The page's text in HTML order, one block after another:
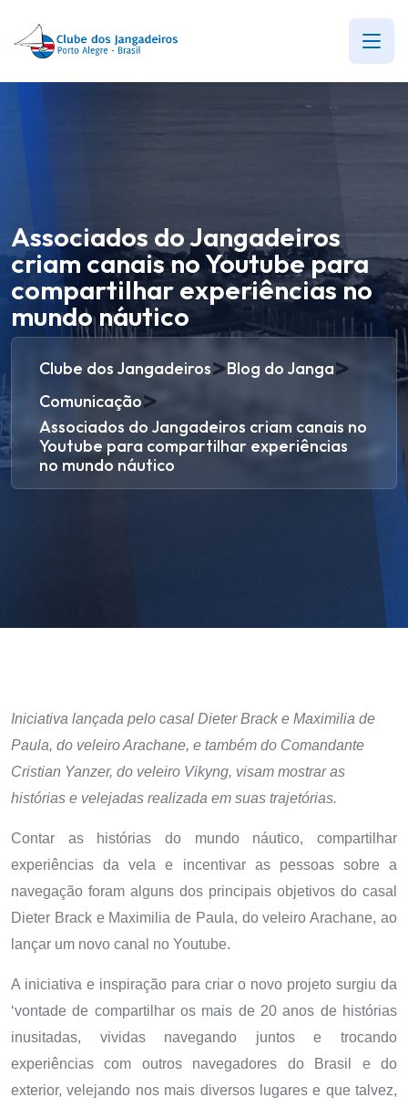
Associados do Jangadeiros
criam canais no Youtube para
compartilhar experiências no
mundo náutico
Clube dos Jangadeiros>Blog do Janga>
Comunicação>
Associados do Jangadeiros criam canais no
Youtube para compartilhar experiências
no mundo náutico
Iniciativa lançada pelo casal Dieter Brack e Maximilia de
Paula, do veleiro Arachane, e também do Comandante
Cristian Yanzer, do veleiro Vikyng, visam mostrar as
histórias e velejadas realizada em suas trajetórias.
Contar as histórias do mundo náutico, compartilhar
experiências da vela e incentivar as pessoas sobre a
navegação foram alguns dos principais objetivos do casal
Dieter Brack e Maximilia de Paula, do veleiro Arachane, ao
lançar um novo canal no Youtube.
A iniciativa e inspiração para criar o novo projeto surgiu da
‘vontade de compartilhar os mais de 20 anos de histórias
inusitadas, vividas navegando juntos e trocando
experiências com outros navegadores do Brasil e do
exterior, velejando nos mais diversos lugares e que talvez,